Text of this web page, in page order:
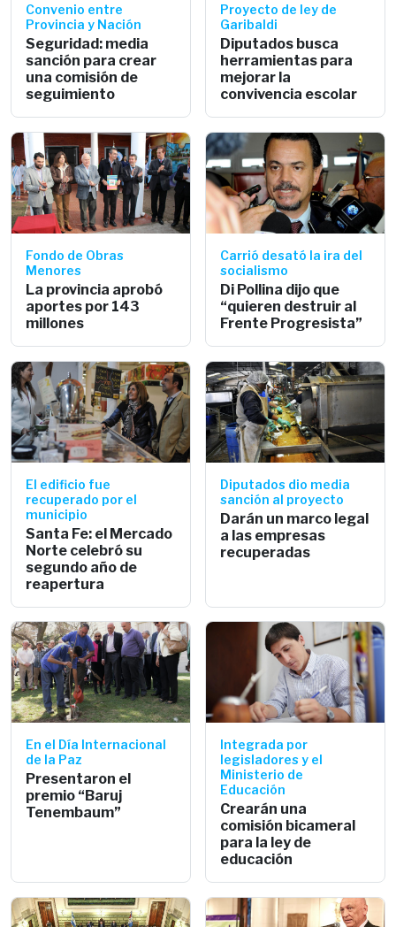
Convenio entre
Provincia y Nación
Seguridad: media
sanción para crear
una comisión de
seguimiento
Proyecto de ley de
Garibaldi
Diputados busca
herramientas para
mejorar la
convivencia escolar
Fondo de Obras
Menores
La provincia aprobó
aportes por 143
millones
Carrió desató la ira del
socialismo
Di Pollina dijo que
“quieren destruir al
Frente Progresista”
El edificio fue
recuperado por el
municipio
Santa Fe: el Mercado
Norte celebró su
segundo año de
reapertura
Diputados dio media
sanción al proyecto
Darán un marco legal
a las empresas
recuperadas
En el Día Internacional
de la Paz
Presentaron el
premio “Baruj
Tenembaum”
Integrada por
legisladores y el
Ministerio de
Educación
Crearán una
comisión bicameral
para la ley de
educación